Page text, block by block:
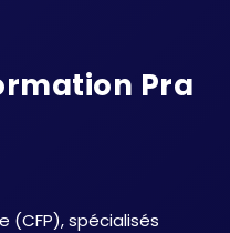
Pra
(CFP), spécialisés